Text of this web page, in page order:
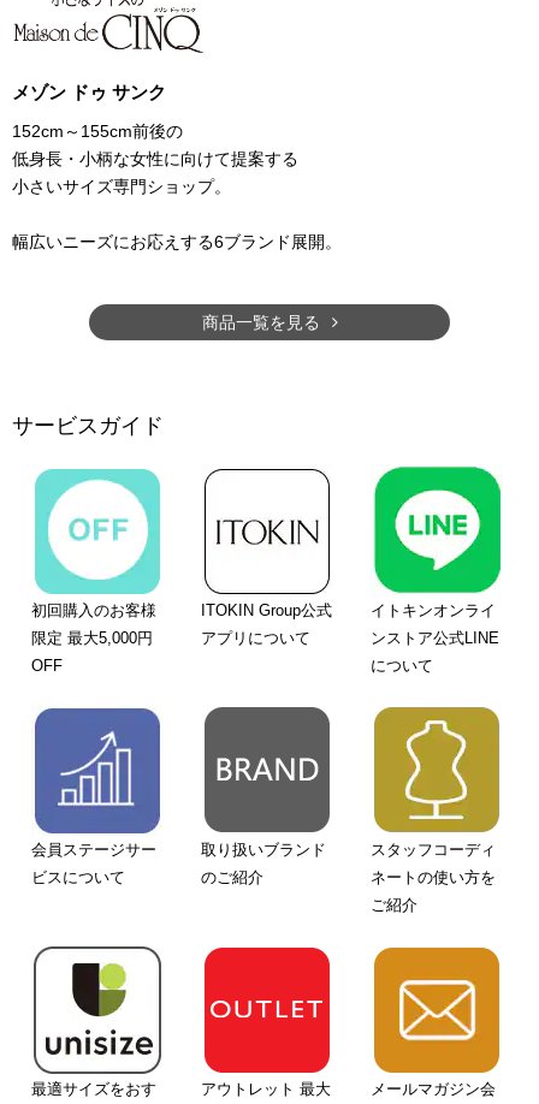
メゾン ドゥ サンク
152cm～155cm前後の
低身長・小柄な女性に向けて提案する
小さいサイズ専門ショップ。
幅広いニーズにお応えする6ブランド展開。
商品一覧を見る
サービスガイド
初回購入のお客様
限定 最大5,000円
OFF
ITOKIN Group公式
アプリについて
イトキンオンライ
ンストア公式LINE
について
会員ステージサー
ビスについて
取り扱いブランド
のご紹介
スタッフコーディ
ネートの使い方を
ご紹介
最適サイズをおす
アウトレット 最大
メールマガジン会